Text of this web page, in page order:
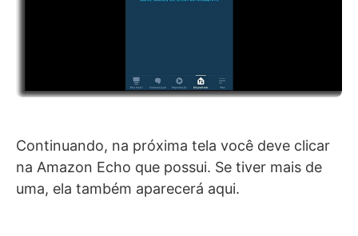
Continuando, na próxima tela você deve clicar
na Amazon Echo que possui. Se tiver mais de
uma, ela também aparecerá aqui.